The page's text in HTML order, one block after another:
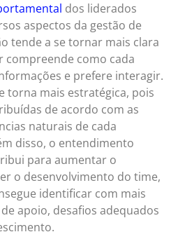
dos liderados
aspectos da gestão de
tende a se tornar mais clara
compreende como cada
e prefere interagir.
torna mais estratégica, pois
de acordo com as
naturais de cada
disso, o entendimento
para aumentar o
o desenvolvimento do time,
identificar com mais
apoio, desafios adequados